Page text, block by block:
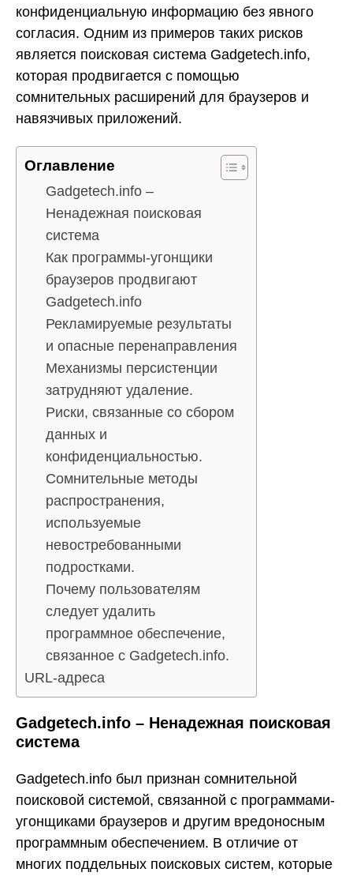
конфиденциальную информацию без явного
согласия. Одним из примеров таких рисков
является поисковая система Gadgetech.info,
которая продвигается с помощью
сомнительных расширений для браузеров и
навязчивых приложений.
Оглавление
Gadgetech.info –
Ненадежная поисковая
система
Как программы-угонщики
браузеров продвигают
Gadgetech.info
Рекламируемые результаты
и опасные перенаправления
Механизмы персистенции
затрудняют удаление.
Риски, связанные со сбором
данных и
конфиденциальностью.
Сомнительные методы
распространения,
используемые
невостребованными
подростками.
Почему пользователям
следует удалить
программное обеспечение,
связанное с Gadgetech.info.
URL-адреса
Gadgetech.info – Ненадежная поисковая
система
Gadgetech.info был признан сомнительной
поисковой системой, связанной с программами-
угонщиками браузеров и другим вредоносным
программным обеспечением. В отличие от
многих поддельных поисковых систем, которые